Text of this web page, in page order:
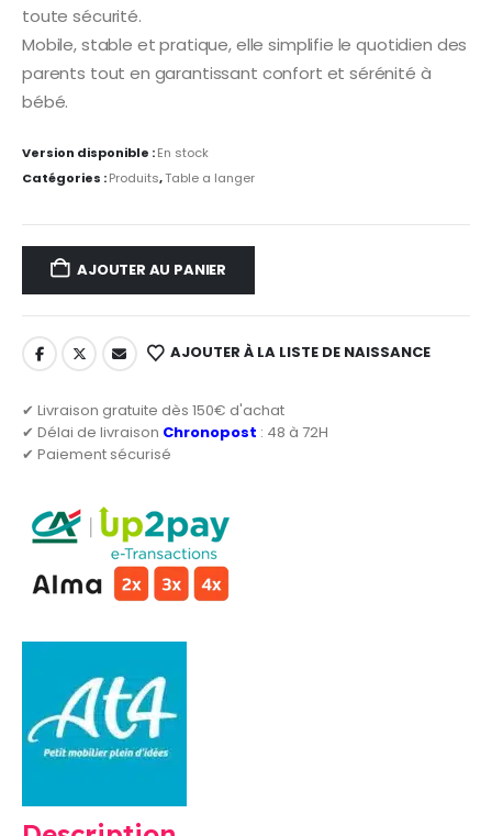
toute sécurité.
Mobile, stable et pratique, elle simplifie le quotidien des
parents tout en garantissant confort et sérénité à
bébé.
Version disponible :En stock
Catégories :Produits,Table a langer
AJOUTER AU PANIER
AJOUTER À LA LISTE DE NAISSANCE
✔ Livraison gratuite dès 150€ d'achat
✔ Délai de livraison Chronopost : 48 à 72H
✔ Paiement sécurisé